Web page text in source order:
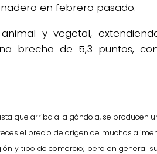
en febrero pasado.
y vegetal,
brecha de 5,3 puntos,
que arriba a la góndola, se producen
el precio de origen de muchos
y tipo de comercio; pero en general